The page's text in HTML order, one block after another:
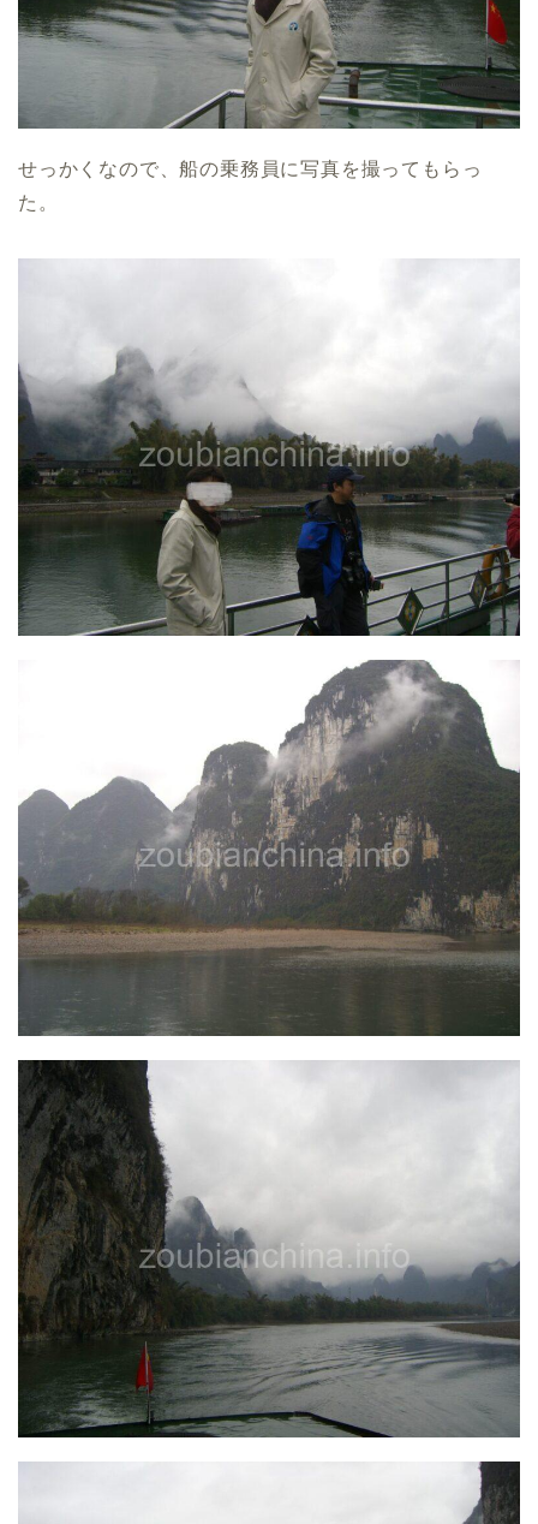
せっかくなので、船の乗務員に写真を撮ってもらっ
た。